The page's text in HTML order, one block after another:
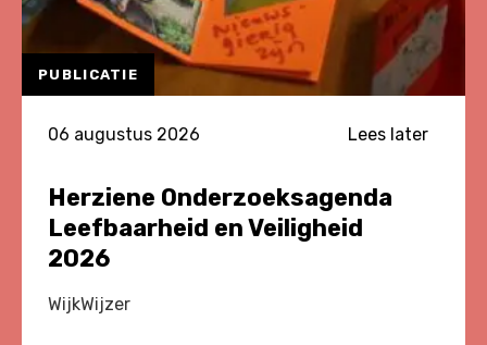
PUBLICATIE
06 augustus 2026 Lees later
Herziene Onderzoeksagenda
Leefbaarheid en Veiligheid
2026
WijkWijzer